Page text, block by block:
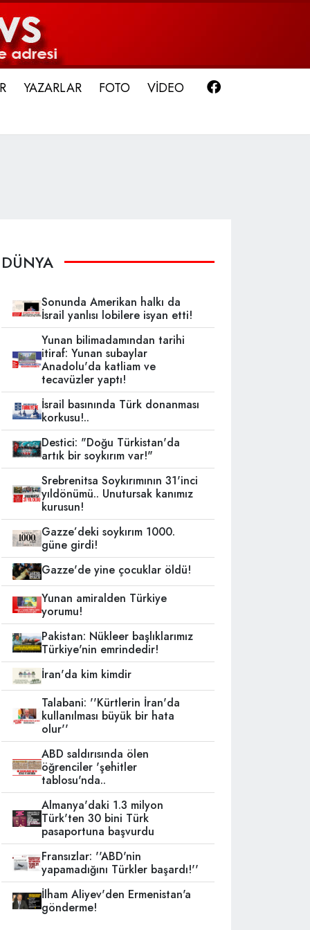
YAZARLAR FOTO VİDEO
DÜNYA
Sonunda Amerikan halkı da
İsrail yanlısı lobilere isyan etti!
Yunan bilimadamından tarihi
itiraf: Yunan subaylar
Anadolu'da katliam ve
tecavüzler yaptı!
İsrail basınında Türk donanması
korkusu!..
Destici: "Doğu Türkistan'da
artık bir soykırım var!"
Srebrenitsa Soykırımının 31'inci
yıldönümü.. Unutursak kanımız
kurusun!
Gazze’deki soykırım 1000.
güne girdi!
Gazze'de yine çocuklar öldü!
Yunan amiralden Türkiye
yorumu!
Pakistan: Nükleer başlıklarımız
Türkiye'nin emrindedir!
İran'da kim kimdir
Talabani: ''Kürtlerin İran'da
kullanılması büyük bir hata
olur''
ABD saldırısında ölen
öğrenciler 'şehitler
tablosu'nda..
Almanya'daki 1.3 milyon
Türk'ten 30 bini Türk
pasaportuna başvurdu
Fransızlar: ''ABD'nin
yapamadığını Türkler başardı!''
İlham Aliyev'den Ermenistan'a
gönderme!